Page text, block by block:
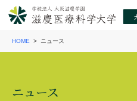
HOME ニュース
ニュース